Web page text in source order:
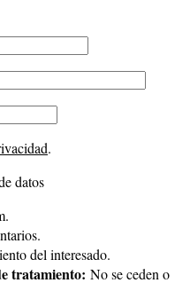
.
datos
del interesado.
tratamiento: No se ceden o